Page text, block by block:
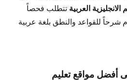
العربية تتطلب فحصاً
شرحاً للقواعد والنطق بلغة عربية
أفضل مواقع تعليم